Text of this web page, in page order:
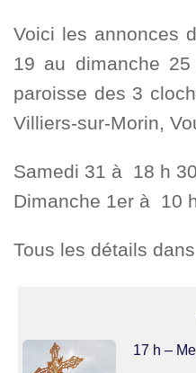
Voici les annonces
19 au dimanche
paroisse des 3
Villiers-sur-Morin,
Samedi 31 à 18 h
Dimanche 1er à 10
Tous les détails
17 h –